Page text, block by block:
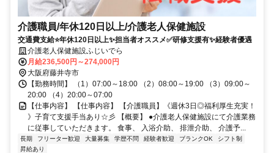
介護職員/年休120日以上/介護老人保健施設
交通費支給⭐️年休120日以上✨担当者オススメ✅️研修支援有✨経験者優遇
介護老人保健施設ふじいでら
月給236,500円～274,000円
大阪府藤井寺市
【勤務時間】 （1）07:00～18:00 （2）08:00～19:00 （3）09:00～
20:00 （4）20:00～07:00
【仕事内容】 【仕事内容】 【介護職員】《週休3日◎福利厚生充実！
》子育て支援手当あり☆彡 【概要】 ●介護老人保健施設にて介護業務
に従事していただきます。 食事、 入浴介助、 排泄介助、 介護予...
長期 フリーター歓迎 大量募集 学歴不問 経験者歓迎 ブランクOK
シフト制
昇給あり